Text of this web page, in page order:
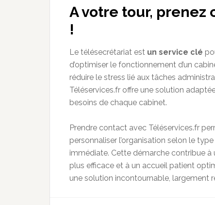
A votre tour, prenez
!
Le télésecrétariat est un service clé
d’optimiser le fonctionnement d’un
réduire le stress lié aux tâches
Téléservices.fr offre une solution
besoins de chaque cabinet.
Prendre contact avec Téléservices.fr
personnaliser l’organisation selon le
immédiate. Cette démarche contribue
plus efficace et à un accueil patient
une solution incontournable, largement